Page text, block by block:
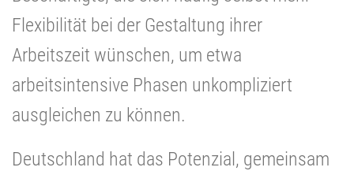
Flexibilität bei der Gestaltung ihrer
Arbeitszeit wünschen, um etwa
arbeitsintensive Phasen unkompliziert
ausgleichen zu können.
Deutschland hat das Potenzial, gemeinsam